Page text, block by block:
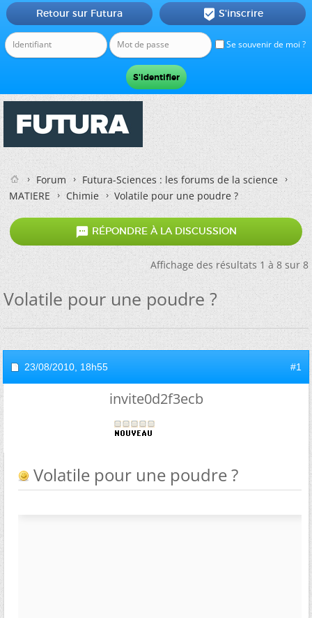
Se souvenir de moi ?
Retour sur Futura  S'inscrire
Forum
Futura-Sciences : les forums de la science
MATIERE
Chimie Volatile pour une poudre ?
 RÉPONDRE À LA DISCUSSION
Affichage des résultats 1 à 8 sur 8
Volatile pour une poudre ?
23/08/2010, 18h55 #1
invite0d2f3ecb
Volatile pour une poudre ?